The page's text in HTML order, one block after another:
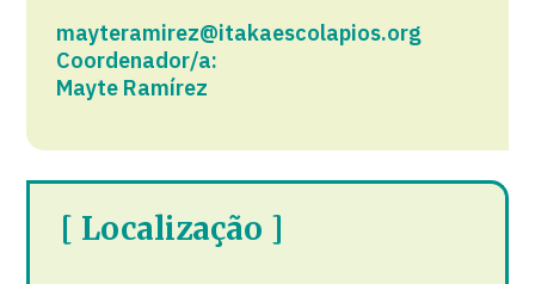
mayteramirez@itakaescolapios.org
Coordenador/a:
Mayte Ramírez
[ Localização ]